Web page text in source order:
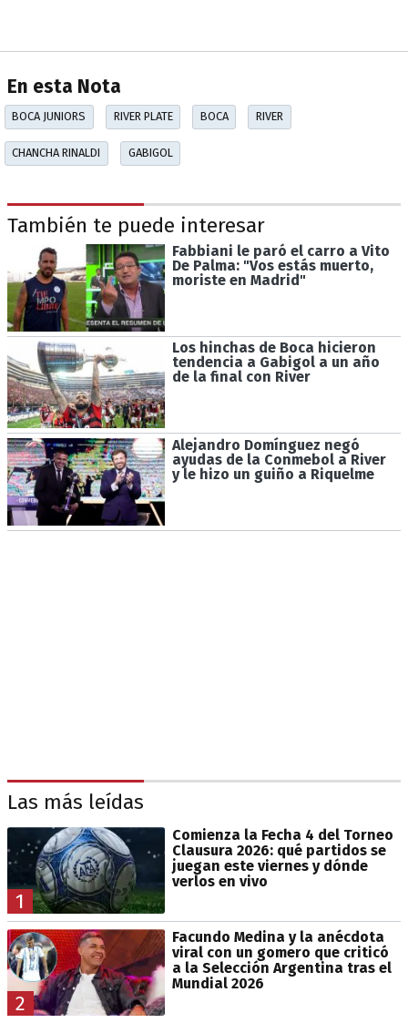
En esta Nota
BOCA JUNIORS RIVER PLATE BOCA RIVER
CHANCHA RINALDI GABIGOL
También te puede interesar
Fabbiani le paró el carro a Vito
De Palma: "Vos estás muerto,
moriste en Madrid"
Los hinchas de Boca hicieron
tendencia a Gabigol a un año
de la final con River
Alejandro Domínguez negó
ayudas de la Conmebol a River
y le hizo un guiño a Riquelme
Las más leídas
1
Comienza la Fecha 4 del Torneo
Clausura 2026: qué partidos se
juegan este viernes y dónde
verlos en vivo
2
Facundo Medina y la anécdota
viral con un gomero que criticó
a la Selección Argentina tras el
Mundial 2026